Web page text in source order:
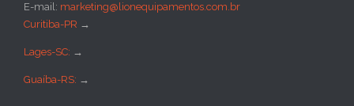
E-mail: marketing@lionequipamentos.com.br
Curitiba-PR →
Lages-SC: →
Guaíba-RS: →